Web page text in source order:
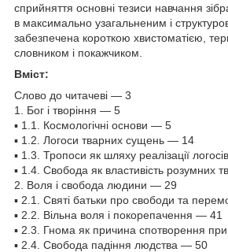
сприйняття основні тезиси навчання
в максимально узагальненим і
забезпечена короткою хвистоматією,
словником і покажчиком.
Вміст:
Слово до читачеві — 3
1. Бог і творіння — 5
▪ 1.1. Космологічні основи — 5
▪ 1.2. Логоси тварних сущень — 14
▪ 1.3. Тропоси як шляху реалізації
▪ 1.4. Свобода як властивість розумних
2. Воля і свобода людини — 29
▪ 2.1. Святі батьки про свободи та
▪ 2.2. Вільна воля і покорепачення — 41
▪ 2.3. Гнома як причина спотворення
▪ 2.4. Свобода падіння людства — 50